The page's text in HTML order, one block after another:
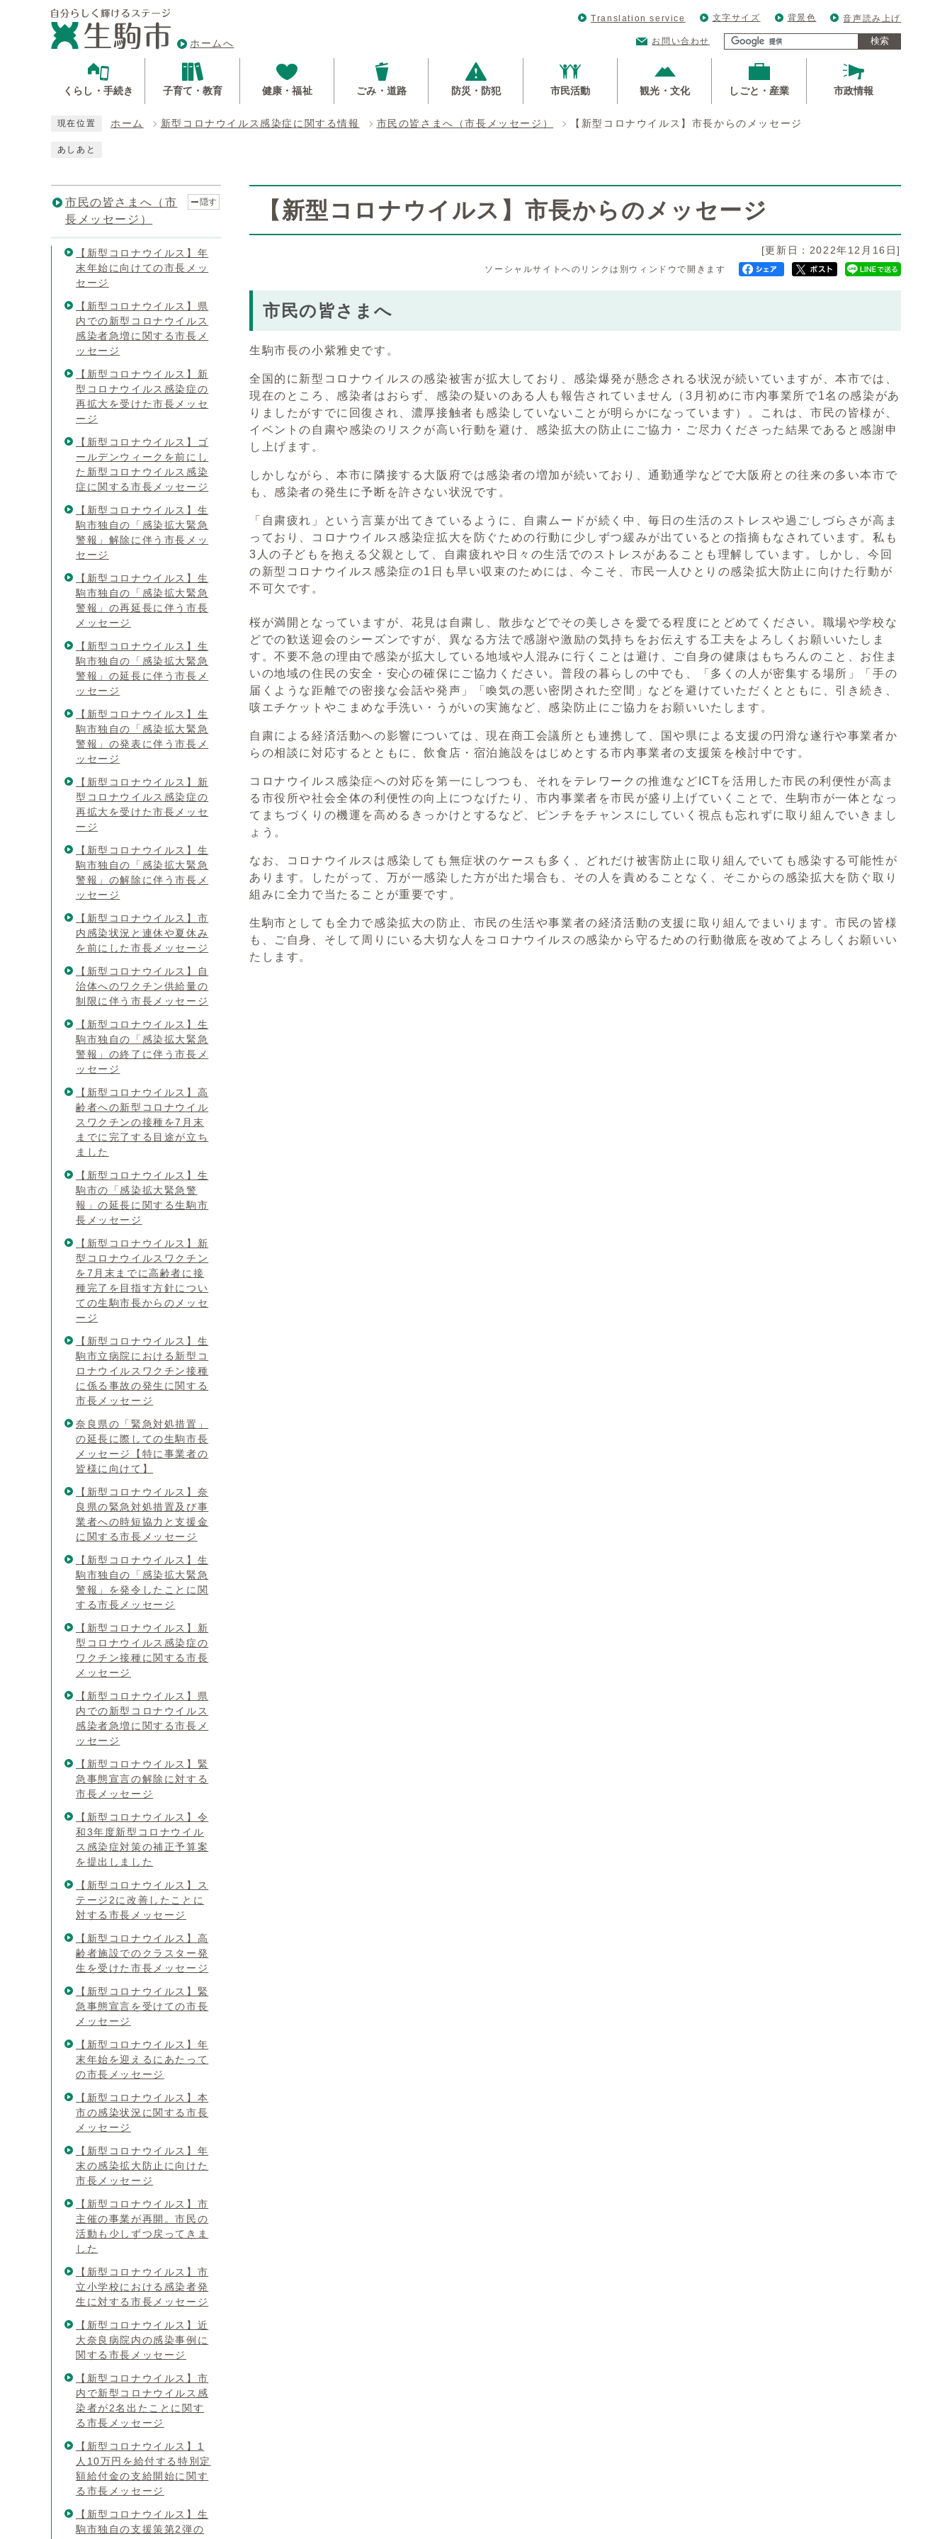
ホームへ
Translation service 文字サイズ 背景色 音声読み上げ
お問い合わせ 検索
くらし・手続き 子育て・教育 健康・福祉 ごみ・道路 防災・防犯 市民活動 観光・文化 しごと・産業 市政情報
現在位置 ホーム 新型コロナウイルス感染症に関する情報 市民の皆さまへ（市長メッセージ） 【新型コロナウイルス】市長からのメッセージ
あしあと
【新型コロナウイルス】市長からのメッセージ
[更新日：2022年12月16日]
ソーシャルサイトへのリンクは別ウィンドウで開きます
市民の皆さまへ
生駒市長の小紫雅史です。
全国的に新型コロナウイルスの感染被害が拡大しており、感染爆発が懸念される状況が続いていますが、本市では、
現在のところ、感染者はおらず、感染の疑いのある人も報告されていません（3月初めに市内事業所で1名の感染があ
りましたがすでに回復され、濃厚接触者も感染していないことが明らかになっています）。これは、市民の皆様が、
イベントの自粛や感染のリスクが高い行動を避け、感染拡大の防止にご協力・ご尽力くださった結果であると感謝申
し上げます。
しかしながら、本市に隣接する大阪府では感染者の増加が続いており、通勤通学などで大阪府との往来の多い本市で
も、感染者の発生に予断を許さない状況です。
「自粛疲れ」という言葉が出てきているように、自粛ムードが続く中、毎日の生活のストレスや過ごしづらさが高ま
っており、コロナウイルス感染症拡大を防ぐための行動に少しずつ緩みが出ているとの指摘もなされています。私も
3人の子どもを抱える父親として、自粛疲れや日々の生活でのストレスがあることも理解しています。しかし、今回
の新型コロナウイルス感染症の1日も早い収束のためには、今こそ、市民一人ひとりの感染拡大防止に向けた行動が
不可欠です。
桜が満開となっていますが、花見は自粛し、散歩などでその美しさを愛でる程度にとどめてください。職場や学校な
どでの歓送迎会のシーズンですが、異なる方法で感謝や激励の気持ちをお伝えする工夫をよろしくお願いいたしま
す。不要不急の理由で感染が拡大している地域や人混みに行くことは避け、ご自身の健康はもちろんのこと、お住ま
いの地域の住民の安全・安心の確保にご協力ください。普段の暮らしの中でも、「多くの人が密集する場所」「手の
届くような距離での密接な会話や発声」「喚気の悪い密閉された空間」などを避けていただくとともに、引き続き、
咳エチケットやこまめな手洗い・うがいの実施など、感染防止にご協力をお願いいたします。
自粛による経済活動への影響については、現在商工会議所とも連携して、国や県による支援の円滑な遂行や事業者か
らの相談に対応するとともに、飲食店・宿泊施設をはじめとする市内事業者の支援策を検討中です。
コロナウイルス感染症への対応を第一にしつつも、それをテレワークの推進などICTを活用した市民の利便性が高ま
る市役所や社会全体の利便性の向上につなげたり、市内事業者を市民が盛り上げていくことで、生駒市が一体となっ
てまちづくりの機運を高めるきっかけとするなど、ピンチをチャンスにしていく視点も忘れずに取り組んでいきまし
ょう。
なお、コロナウイルスは感染しても無症状のケースも多く、どれだけ被害防止に取り組んでいても感染する可能性が
あります。したがって、万が一感染した方が出た場合も、その人を責めることなく、そこからの感染拡大を防ぐ取り
組みに全力で当たることが重要です。
生駒市としても全力で感染拡大の防止、市民の生活や事業者の経済活動の支援に取り組んでまいります。市民の皆様
も、ご自身、そして周りにいる大切な人をコロナウイルスの感染から守るための行動徹底を改めてよろしくお願いい
たします。
市民の皆さまへ（市
長メッセージ）
隠す
【新型コロナウイルス】年
末年始に向けての市長メッ
セージ
【新型コロナウイルス】県
内での新型コロナウイルス
感染者急増に関する市長メ
ッセージ
【新型コロナウイルス】新
型コロナウイルス感染症の
再拡大を受けた市長メッセ
ージ
【新型コロナウイルス】ゴ
ールデンウィークを前にし
た新型コロナウイルス感染
症に関する市長メッセージ
【新型コロナウイルス】生
駒市独自の「感染拡大緊急
警報」解除に伴う市長メッ
セージ
【新型コロナウイルス】生
駒市独自の「感染拡大緊急
警報」の再延長に伴う市長
メッセージ
【新型コロナウイルス】生
駒市独自の「感染拡大緊急
警報」の延長に伴う市長メ
ッセージ
【新型コロナウイルス】生
駒市独自の「感染拡大緊急
警報」の発表に伴う市長メ
ッセージ
【新型コロナウイルス】新
型コロナウイルス感染症の
再拡大を受けた市長メッセ
ージ
【新型コロナウイルス】生
駒市独自の「感染拡大緊急
警報」の解除に伴う市長メ
ッセージ
【新型コロナウイルス】市
内感染状況と連休や夏休み
を前にした市長メッセージ
【新型コロナウイルス】自
治体へのワクチン供給量の
制限に伴う市長メッセージ
【新型コロナウイルス】生
駒市独自の「感染拡大緊急
警報」の終了に伴う市長メ
ッセージ
【新型コロナウイルス】高
齢者への新型コロナウイル
スワクチンの接種を7月末
までに完了する目途が立ち
ました
【新型コロナウイルス】生
駒市の「感染拡大緊急警
報」の延長に関する生駒市
長メッセージ
【新型コロナウイルス】新
型コロナウイルスワクチン
を7月末までに高齢者に接
種完了を目指す方針につい
ての生駒市長からのメッセ
ージ
【新型コロナウイルス】生
駒市立病院における新型コ
ロナウイルスワクチン接種
に係る事故の発生に関する
市長メッセージ
奈良県の「緊急対処措置」
の延長に際しての生駒市長
メッセージ【特に事業者の
皆様に向けて】
【新型コロナウイルス】奈
良県の緊急対処措置及び事
業者への時短協力と支援金
に関する市長メッセージ
【新型コロナウイルス】生
駒市独自の「感染拡大緊急
警報」を発令したことに関
する市長メッセージ
【新型コロナウイルス】新
型コロナウイルス感染症の
ワクチン接種に関する市長
メッセージ
【新型コロナウイルス】県
内での新型コロナウイルス
感染者急増に関する市長メ
ッセージ
【新型コロナウイルス】緊
急事態宣言の解除に対する
市長メッセージ
【新型コロナウイルス】令
和3年度新型コロナウイル
ス感染症対策の補正予算案
を提出しました
【新型コロナウイルス】ス
テージ2に改善したことに
対する市長メッセージ
【新型コロナウイルス】高
齢者施設でのクラスター発
生を受けた市長メッセージ
【新型コロナウイルス】緊
急事態宣言を受けての市長
メッセージ
【新型コロナウイルス】年
末年始を迎えるにあたって
の市長メッセージ
【新型コロナウイルス】本
市の感染状況に関する市長
メッセージ
【新型コロナウイルス】年
末の感染拡大防止に向けた
市長メッセージ
【新型コロナウイルス】市
主催の事業が再開。市民の
活動も少しずつ戻ってきま
した
【新型コロナウイルス】市
立小学校における感染者発
生に対する市長メッセージ
【新型コロナウイルス】近
大奈良病院内の感染事例に
関する市長メッセージ
【新型コロナウイルス】市
内で新型コロナウイルス感
染者が2名出たことに関す
る市長メッセージ
【新型コロナウイルス】1
人10万円を給付する特別定
額給付金の支給開始に関す
る市長メッセージ
【新型コロナウイルス】生
駒市独自の支援策第2弾の